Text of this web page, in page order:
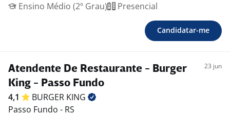
Ensino Médio (2º Grau)
Presencial
Candidatar-me
Atendente De Restaurante - Burger
King - Passo Fundo
23 jun
4,1 BURGER KING
Passo Fundo - RS